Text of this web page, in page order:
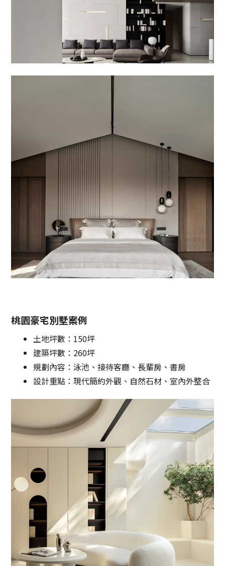
桃園豪宅別墅案例
土地坪數：150坪
建築坪數：260坪
規劃內容：泳池、接待客廳、長輩房、書房
設計重點：現代簡約外觀、自然石材、室內外整合